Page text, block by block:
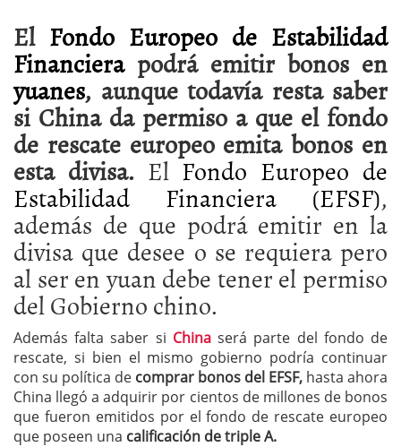
El Fondo Europeo de Estabilidad
Financierapodrá emitir bonos en
yuanes, aunque todavía resta saber
si China da permiso a que el fondo
de rescate europeo emita bonos en
esta divisa. ElFondo Europeo de
Estabilidad Financiera (EFSF),
además de que podrá emitir en la
divisa que desee o se requiera pero
al ser en yuan debe tener el permiso
del Gobierno chino.
Además falta saber si Chinaserá parte del fondo de
rescate, si bien el mismo gobierno podría continuar
con su política de comprar bonos del EFSF, hasta ahora
China llegó a adquirir por cientos de millones de bonos
que fueron emitidos por el fondo de rescate europeo
que poseen una calificación de triple A.